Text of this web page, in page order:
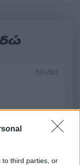
to third parties, or
50 /50
2000 /2000